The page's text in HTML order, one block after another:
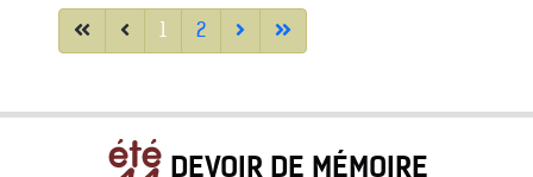
1 2
DEVOIR DE MÉMOIRE